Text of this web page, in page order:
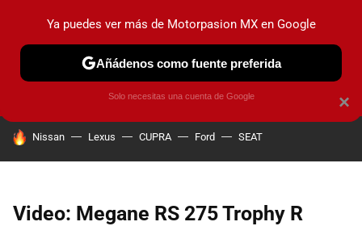
PRUEBAS INDUSTRIA HOY NO CIRCULA
HOY SE HABLA DE
Nissan Lexus CUPRA Ford SEAT
Video: Megane RS 275 Trophy R
×
Ya puedes ver más de Motorpasion MX en Google
Añádenos como fuente preferida
Solo necesitas una cuenta de Google